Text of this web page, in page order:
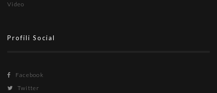
Video
Profili Social
Facebook
Twitter